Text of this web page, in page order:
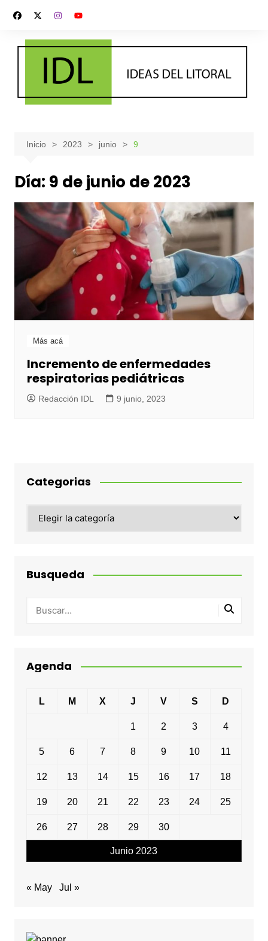
contenido
Inicio 2023 junio 9
Día: 9 de junio de 2023
Más acá
Incremento de enfermedades
respiratorias pediátricas
Redacción IDL 9 junio, 2023
Categorias
Busqueda
Agenda
Junio 2023
L M X J V S D
1 2 3 4
5 6 7 8 9 10 11
12 13 14 15 16 17 18
19 20 21 22 23 24 25
26 27 28 29 30
« May Jul »